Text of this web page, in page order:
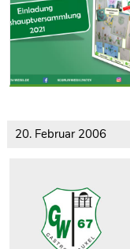
20. Februar 2006